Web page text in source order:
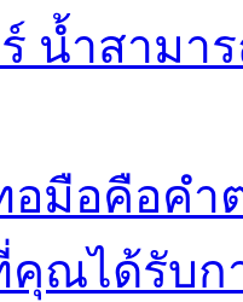
น้ำสามา
อมือคือคำ
ณได้รับก